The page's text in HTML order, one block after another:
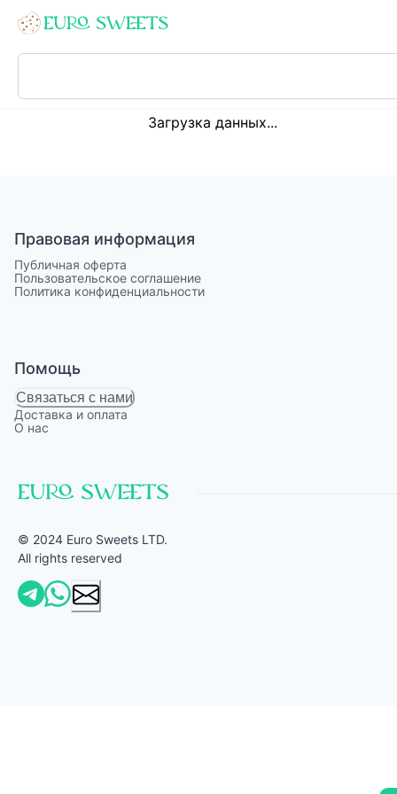
Loading...
Загрузка данных...
Правовая информация
Публичная оферта
Пользовательское соглашение
Политика конфиденциальности
Помощь
Связаться с нами
Доставка и оплата
О нас
© 2024 Euro Sweets LTD.
All rights reserved